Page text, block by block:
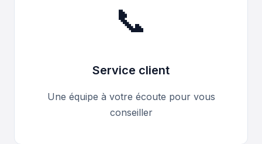
📞
Service client
Une équipe à votre écoute pour vous
conseiller